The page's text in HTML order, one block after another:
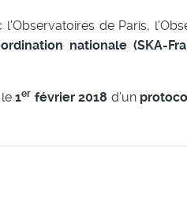
de Paris,
nationale (SKA-
1er février 2018 d’un